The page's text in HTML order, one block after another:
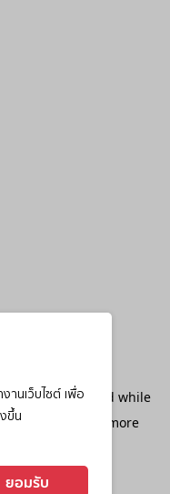
นเว็บไซต์ เพื่อ
ขึ้น
ยอมรับ
has occurred while
console
for more